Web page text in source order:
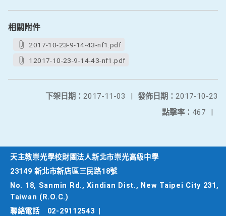
相關附件
2017-10-23-9-14-43-nf1.pdf
12017-10-23-9-14-43-nf1.pdf
發佈日期： 2017-10-23
下架日期： 2017-11-03
|
點擊率： 467 |
天主教崇光學校財團法人新北市崇光高級中學
23149 新北市新店區三民路18號
No. 18, Sanmin Rd., Xindian Dist., New Taipei City 231,
Taiwan (R.O.C.)
聯絡電話
02-29112543